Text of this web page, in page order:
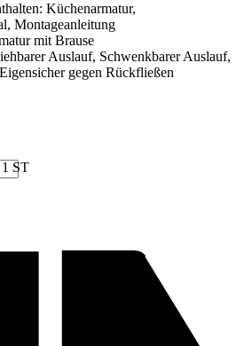
: Küchenarmatur,
Montageanleitung
mit Brause
Auslauf, Schwenkbarer Auslauf,
gegen Rückfließen
1 ST